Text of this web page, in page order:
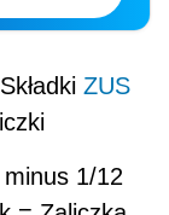
ZUS
1/12